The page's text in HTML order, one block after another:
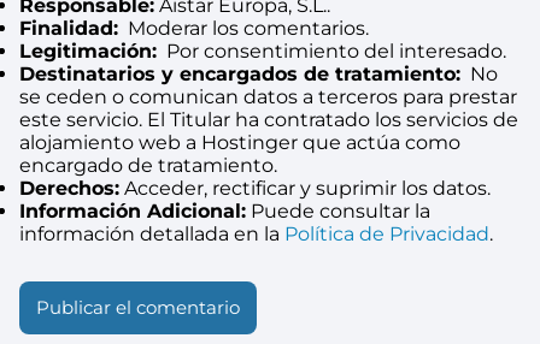
Responsable: Aistar Europa, S.L..
Finalidad: Moderar los comentarios.
Legitimación: Por consentimiento del interesado.
Destinatarios y encargados de tratamiento: No
se ceden o comunican datos a terceros para prestar
este servicio. El Titular ha contratado los servicios de
alojamiento web a Hostinger que actúa como
encargado de tratamiento.
Derechos: Acceder, rectificar y suprimir los datos.
Información Adicional: Puede consultar la
información detallada en la Política de Privacidad.